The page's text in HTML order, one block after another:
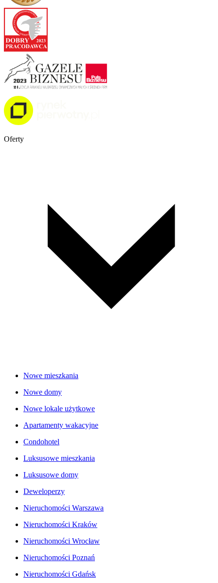
Oferty
Nowe mieszkania
Nowe domy
Nowe lokale użytkowe
Apartamenty wakacyjne
Condohotel
Luksusowe mieszkania
Luksusowe domy
Deweloperzy
Nieruchomości Warszawa
Nieruchomości Kraków
Nieruchomości Wrocław
Nieruchomości Poznań
Nieruchomości Gdańsk